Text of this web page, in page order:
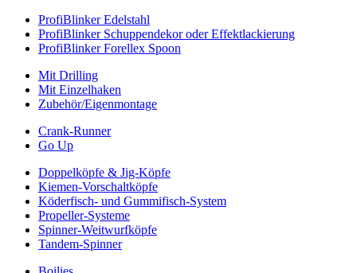
ProfiBlinker Edelstahl
ProfiBlinker Schuppendekor oder Effektlackierung
ProfiBlinker Forellex Spoon
Mit Drilling
Mit Einzelhaken
Zubehör/Eigenmontage
Crank-Runner
Go Up
Doppelköpfe & Jig-Köpfe
Kiemen-Vorschaltköpfe
Köderfisch- und Gummifisch-System
Propeller-Systeme
Spinner-Weitwurfköpfe
Tandem-Spinner